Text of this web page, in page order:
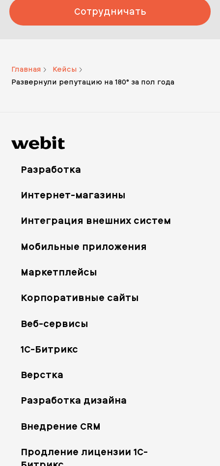
Сотрудничать
Главная
Кейсы
Развернули репутацию на 180° за пол года
Разработка
Интернет-магазины
Интеграция внешних систем
Мобильные приложения
Маркетплейсы
Корпоративные сайты
Веб-сервисы
1С-Битрикс
Верстка
Разработка дизайна
Внедрение CRM
Продление лицензии 1С-